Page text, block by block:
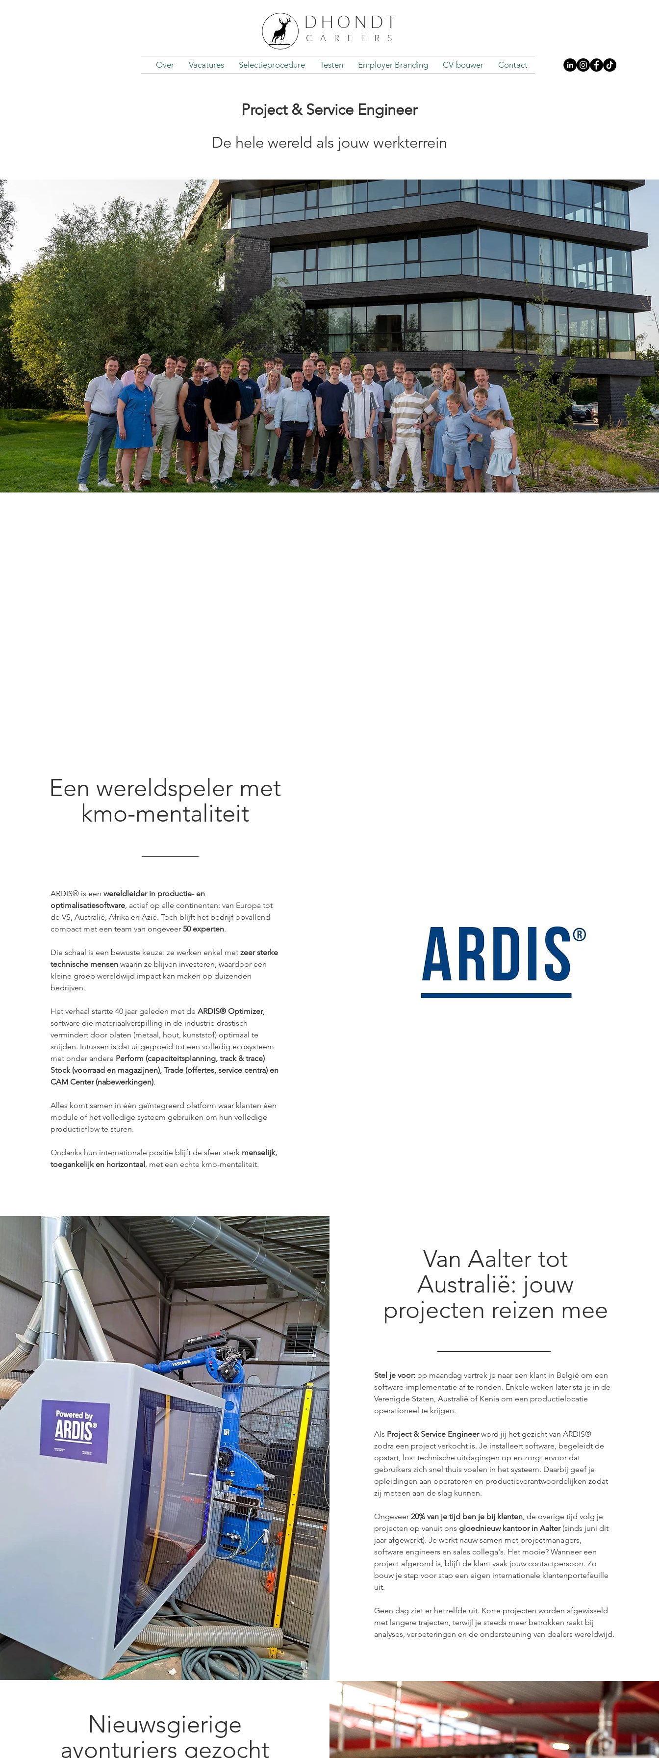
DHONDT
CAREERS
Over Vacatures Selectieprocedure Testen Employer Branding CV-bouwer Contact
Project & Service Engineer
De hele wereld als jouw werkterrein
Een wereldspeler met
kmo-mentaliteit
ARDIS® is een wereldleider in productie- en
optimalisatiesoftware, actief op alle continenten: van Europa tot
de VS, Australië, Afrika en Azië. Toch blijft het bedrijf opvallend
compact met een team van ongeveer 50 experten.
Die schaal is een bewuste keuze: ze werken enkel met zeer sterke
technische mensen waarin ze blijven investeren, waardoor een
kleine groep wereldwijd impact kan maken op duizenden
bedrijven.
Het verhaal startte 40 jaar geleden met de ARDIS® Optimizer,
software die materiaalverspilling in de industrie drastisch
vermindert door platen (metaal, hout, kunststof) optimaal te
snijden. Intussen is dat uitgegroeid tot een volledig ecosysteem
met onder andere Perform (capaciteitsplanning, track & trace)
Stock (voorraad en magazijnen), Trade (offertes, service centra) en
CAM Center (nabewerkingen).
Alles komt samen in één geïntegreerd platform waar klanten één
module of het volledige systeem gebruiken om hun volledige
productieflow te sturen.
Ondanks hun internationale positie blijft de sfeer sterk menselijk,
toegankelijk en horizontaal, met een echte kmo-mentaliteit.
Van Aalter tot
Australië: jouw
projecten reizen mee
Stel je voor: op maandag vertrek je naar een klant in België om een
software-implementatie af te ronden. Enkele weken later sta je in de
Verenigde Staten, Australië of Kenia om een productielocatie
operationeel te krijgen.
Als Project & Service Engineer word jij het gezicht van ARDIS®
zodra een project verkocht is. Je installeert software, begeleidt de
opstart, lost technische uitdagingen op en zorgt ervoor dat
gebruikers zich snel thuis voelen in het systeem. Daarbij geef je
opleidingen aan operatoren en productieverantwoordelijken zodat
zij meteen aan de slag kunnen.
Ongeveer 20% van je tijd ben je bij klanten, de overige tijd volg je
projecten op vanuit ons gloednieuw kantoor in Aalter (sinds juni dit
jaar afgewerkt). Je werkt nauw samen met projectmanagers,
software engineers en sales collega's. Het mooie? Wanneer een
project afgerond is, blijft de klant vaak jouw contactpersoon. Zo
bouw je stap voor stap een eigen internationale klantenportefeuille
uit.
Geen dag ziet er hetzelfde uit. Korte projecten worden afgewisseld
met langere trajecten, terwijl je steeds meer betrokken raakt bij
analyses, verbeteringen en de ondersteuning van dealers wereldwijd.
Nieuwsgierige
avonturiers gezocht